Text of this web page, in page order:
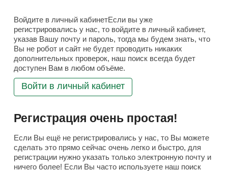
Войдите в личный кабинетЕсли вы уже
регистрировались у нас, то войдите в личный кабинет,
указав Вашу почту и пароль, тогда мы будем знать, что
Вы не робот и сайт не будет проводить никаких
дополнительных проверок, наш поиск всегда будет
доступен Вам в любом объёме.
Войти в личный кабинет
Регистрация очень простая!
Если Вы ещё не регистрировались у нас, то Вы можете
сделать это прямо сейчас очень легко и быстро, для
регистрации нужно указать только электронную почту и
ничего более! Если Вы часто используете наш поиск